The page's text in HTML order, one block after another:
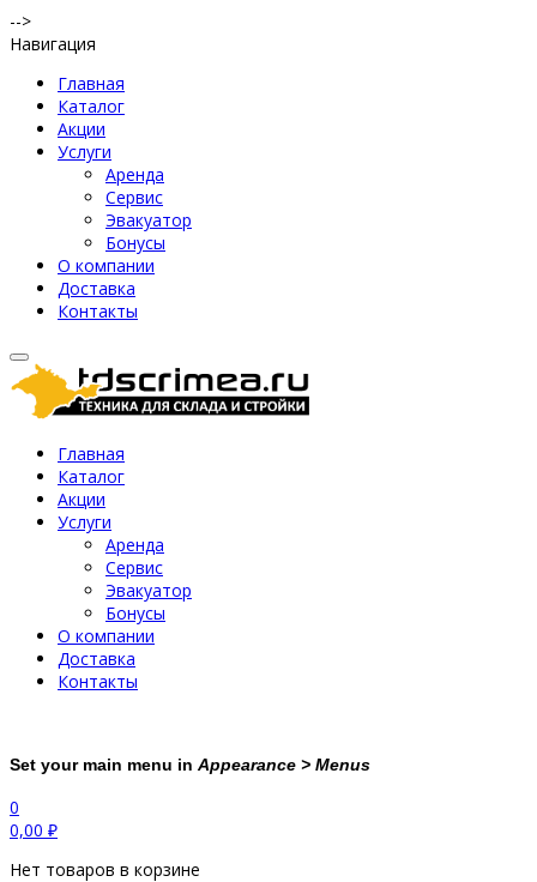
-->
Навигация
Главная
Каталог
Акции
Услуги
Аренда
Сервис
Эвакуатор
Бонусы
О компании
Доставка
Контакты
Главная
Каталог
Акции
Услуги
Аренда
Сервис
Эвакуатор
Бонусы
О компании
Доставка
Контакты
Set your main menu in Appearance > Menus
0
0,00 ₽
Нет товаров в корзине